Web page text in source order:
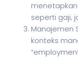
seperti gaji,
Manajemen
konteks